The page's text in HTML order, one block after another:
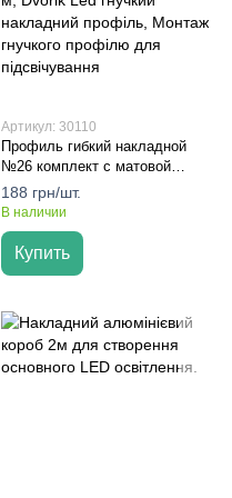
Артикул: 30110
Профиль гибкий накладной
№26 комплект с матовой
линзой 2 м – Dvorik Led
188 грн/шт.
В наличии
Купить